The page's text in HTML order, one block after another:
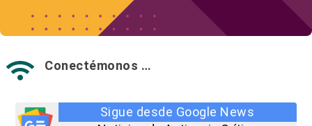
 Conectémonos …
Sigue desde Google News